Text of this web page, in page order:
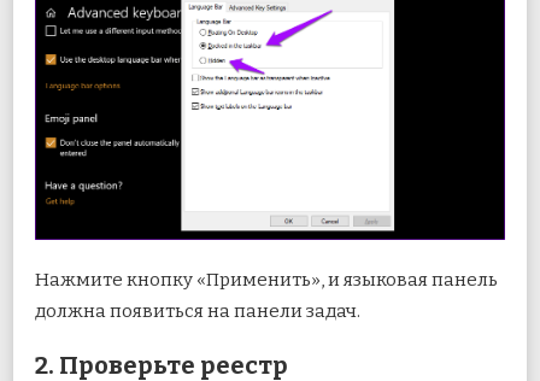
Нажмите кнопку «Применить», и языковая панель
должна появиться на панели задач.
2. Проверьте реестр